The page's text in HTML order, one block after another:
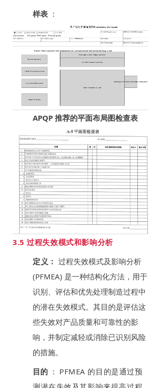
样表 ：
APQP 推荐的平面布局图检查表
3.5 过程失效模式和影响分析
定义：过程失效模式及影响分析
(PFMEA) 是一种结构化方法，用于
识别、评估和优先处理制造过程中
的潜在失效模式。其目的是评估这
些失效对产品质量和可靠性的影
响，并制定减轻或消除已识别风险
的措施。
目的 ： PFMEA 的目的是通过预